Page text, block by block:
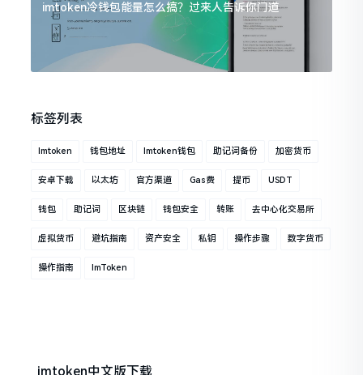
imtoken冷钱包能量怎么搞？过来人告诉你门道
标签列表
Imtoken 钱包地址 Imtoken钱包 助记词备份 加密货币
安卓下载 以太坊 官方渠道 Gas费 提币 USDT
钱包 助记词 区块链 钱包安全 转账 去中心化交易所
虚拟货币 避坑指南 资产安全 私钥 操作步骤 数字货币
操作指南 ImToken
imtoken中文版下载